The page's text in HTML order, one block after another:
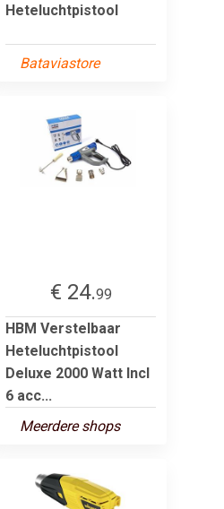
Heteluchtpistool
Bataviastore
€ 24.99
HBM Verstelbaar
Heteluchtpistool
Deluxe 2000 Watt Incl
6 acc...
Meerdere shops